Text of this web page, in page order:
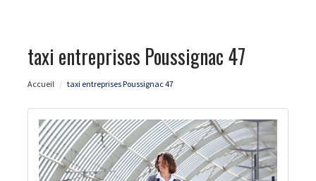
taxi entreprises Poussignac 47
Accueil taxi entreprises Poussignac 47